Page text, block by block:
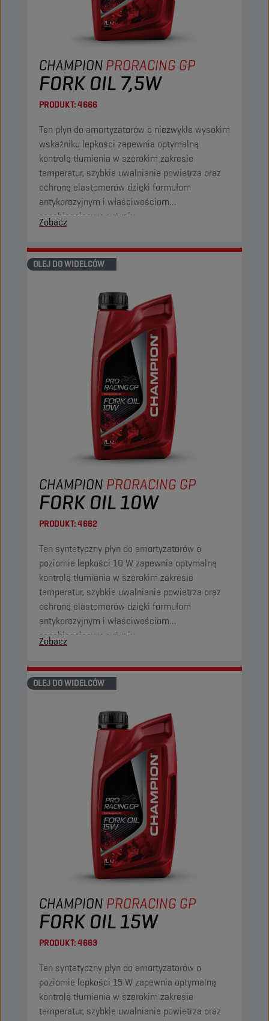
CHAMPIONPRORACING GP
FORK OIL 7,5W
PRODUKT:4666
Ten płyn do amortyzatorów o niezwykle wysokim
wskaźniku lepkości zapewnia optymalną
kontrolę tłumienia w szerokim zakresie
temperatur, szybkie uwalnianie powietrza oraz
ochronę elastomerów dzięki formułom
antykorozyjnym i właściwościom
zapobiegającym zużyciu.
Zobacz
OLEJ DO WIDELCÓW
CHAMPION PRORACING GP
FORK OIL 10W
PRODUKT:4662
Ten syntetyczny płyn do amortyzatorów o
poziomie lepkości 10 W zapewnia optymalną
kontrolę tłumienia w szerokim zakresie
temperatur, szybkie uwalnianie powietrza oraz
ochronę elastomerów dzięki formułom
antykorozyjnym i właściwościom
zapobiegającym zużyciu.
Zobacz
OLEJ DO WIDELCÓW
CHAMPION PRORACING GP
FORK OIL 15W
PRODUKT:4663
Ten syntetyczny płyn do amortyzatorów o
poziomie lepkości 15 W zapewnia optymalną
kontrolę tłumienia w szerokim zakresie
temperatur, szybkie uwalnianie powietrza oraz